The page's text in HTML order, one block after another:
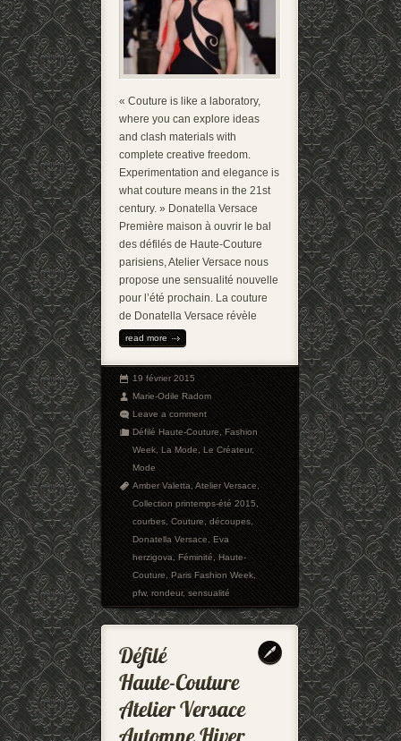
« Couture is like a laboratory,
where you can explore ideas
and clash materials with
complete creative freedom.
Experimentation and elegance is
what couture means in the 21st
century. » Donatella Versace
Première maison à ouvrir le bal
des défilés de Haute-Couture
parisiens, Atelier Versace nous
propose une sensualité nouvelle
pour l’été prochain. La couture
de Donatella Versace révèle
read more
19 février 2015
Marie-Odile Radom
Leave a comment
Défilé Haute-Couture,Fashion
Week,La Mode,Le Créateur,
Mode
Amber Valetta,Atelier Versace,
Collection printemps-été 2015,
courbes,Couture,découpes,
Donatella Versace,Eva
herzigova,Féminité,Haute-
Couture,Paris Fashion Week,
pfw,rondeur,sensualité